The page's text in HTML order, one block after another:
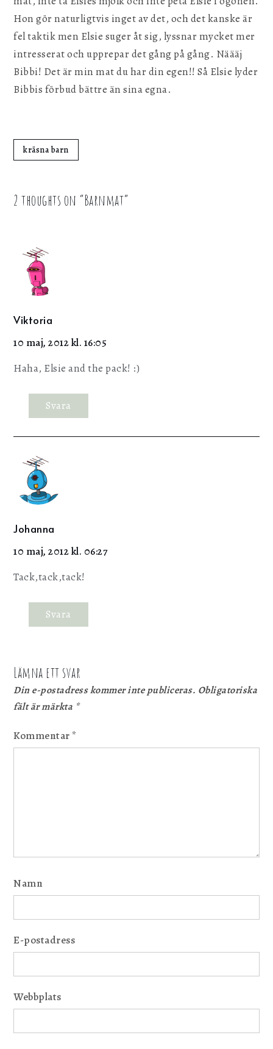
Hon gör naturligtvis inget av det, och det kanske är
fel taktik men Elsie suger åt sig, lyssnar mycket mer
intresserat och upprepar det gång på gång. Näääj
Bibbi! Det är min mat du har din egen!! Så Elsie lyder
Bibbis förbud bättre än sina egna.
kräsna barn
2 thoughts on “Barnmat”
Viktoria
10 maj, 2012 kl. 16:05
Haha, Elsie and the pack! :)
Svara
Johanna
10 maj, 2012 kl. 06:27
Tack,tack,tack!
Svara
Lämna ett svar
Din e-postadress kommer inte publiceras. Obligatoriska
fält är märkta *
Kommentar*
Namn
E-postadress
Webbplats